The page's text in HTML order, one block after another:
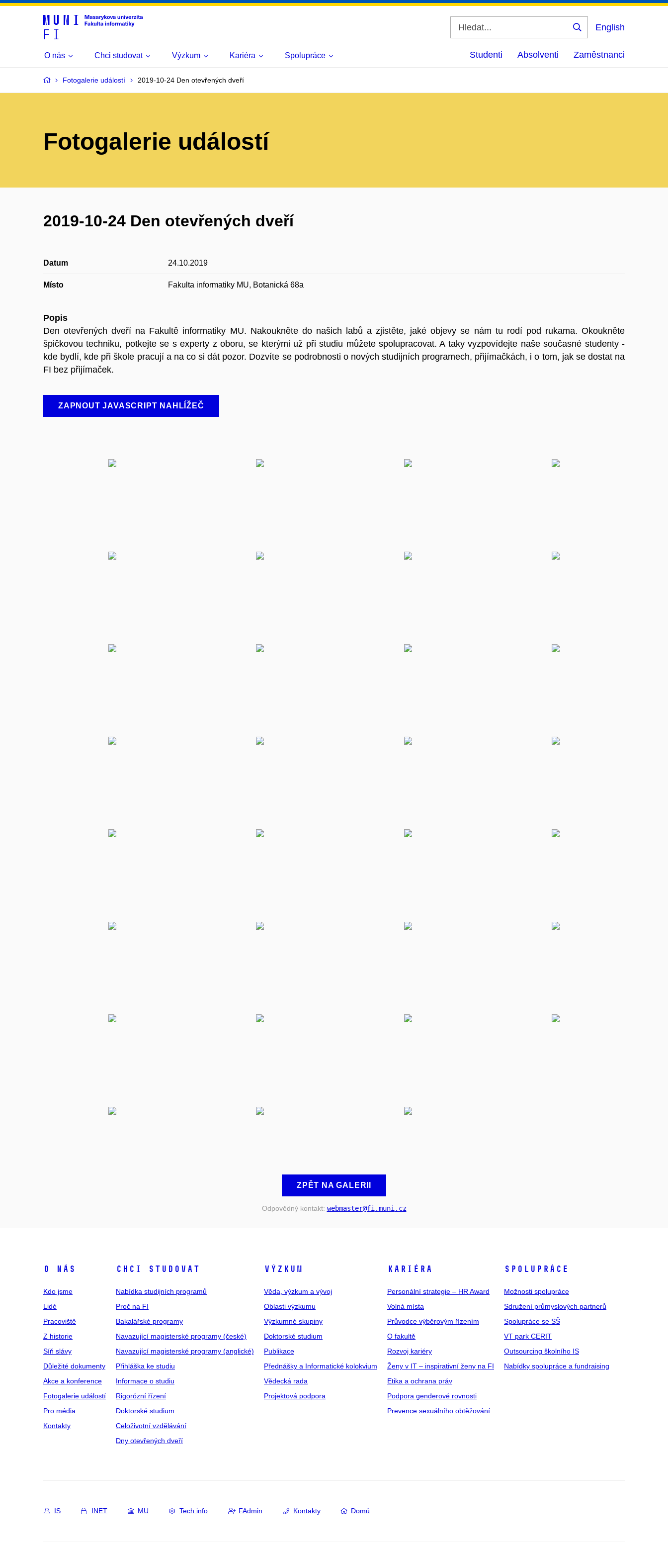
Vyhledat
English
O nás Chci studovat Výzkum Kariéra Spolupráce Studenti Absolventi Zaměstnanci
Fotogalerie událostí 2019-10-24 Den otevřených dveří
Fotogalerie událostí
2019-10-24 Den otevřených dveří
Datum 24.10.2019
Místo Fakulta informatiky MU, Botanická 68a
Popis
Den otevřených dveří na Fakultě informatiky MU. Nakoukněte do našich labů a zjistěte, jaké objevy se nám tu rodí pod rukama. Okoukněte
špičkovou techniku, potkejte se s experty z oboru, se kterými už při studiu můžete spolupracovat. A taky vyzpovídejte naše současné studenty -
kde bydlí, kde při škole pracují a na co si dát pozor. Dozvíte se podrobnosti o nových studijních programech, přijímačkách, i o tom, jak se dostat na
FI bez přijímaček.
ZAPNOUT JAVASCRIPT NAHLÍŽEČ
ZPĚT NA GALERII
Odpovědný kontakt: webmaster@fi.muni.cz
O NÁS
Kdo jsme
Lidé
Pracoviště
Z historie
Síň slávy
Důležité dokumenty
Akce a konference
Fotogalerie událostí
Pro média
Kontakty
CHCI STUDOVAT
Nabídka studijních programů
Proč na FI
Bakalářské programy
Navazující magisterské programy (české)
Navazující magisterské programy (anglické)
Přihláška ke studiu
Informace o studiu
Rigorózní řízení
Doktorské studium
Celoživotní vzdělávání
Dny otevřených dveří
VÝZKUM
Věda, výzkum a vývoj
Oblasti výzkumu
Výzkumné skupiny
Doktorské studium
Publikace
Přednášky a Informatické kolokvium
Vědecká rada
Projektová podpora
KARIÉRA
Personální strategie – HR Award
Volná místa
Průvodce výběrovým řízením
O fakultě
Rozvoj kariéry
Ženy v IT – inspirativní ženy na FI
Etika a ochrana práv
Podpora genderové rovnosti
Prevence sexuálního obtěžování
SPOLUPRÁCE
Možnosti spolupráce
Sdružení průmyslových partnerů
Spolupráce se SŠ
VT park CERIT
Outsourcing školního IS
Nabídky spolupráce a fundraising
IS INET MU Tech info FAdmin Kontakty Domů